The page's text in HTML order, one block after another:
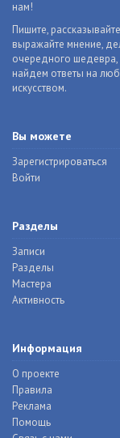
нам!
Пишите,
выражайте мнение,
очередного шедевра,
найдем ответы на
искусством.
Вы можете
Зарегистрироваться
Войти
Разделы
Записи
Разделы
Мастера
Активность
Информация
О проекте
Правила
Реклама
Помощь